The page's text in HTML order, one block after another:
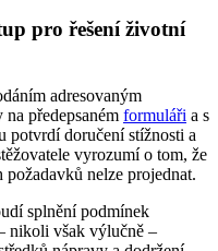
pro řešení životní
adresovaným
předepsaném formuláři a s
potvrdí doručení stížnosti a
vyrozumí o tom, že
nelze projednat.
splnění podmínek
nikoli však výlučně –